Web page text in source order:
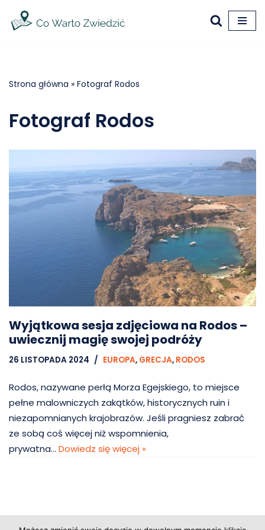
Przejdź
Strona główna » Fotograf Rodos
Fotograf Rodos
Wyjątkowa sesja zdjęciowa na Rodos –
uwiecznij magię swojej podróży
26 LISTOPADA 2024 EUROPA, GRECJA, RODOS
Rodos, nazywane perłą Morza Egejskiego, to miejsce
pełne malowniczych zakątków, historycznych ruin i
niezapomnianych krajobrazów. Jeśli pragniesz zabrać
ze sobą coś więcej niż wspomnienia,
prywatna… Dowiedz się więcej »